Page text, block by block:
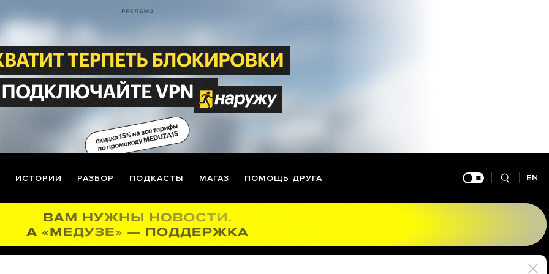
ИСТОРИИ РАЗБОР ПОДКАСТЫ МАГАЗ ПОМОЩЬ ДРУГА EN